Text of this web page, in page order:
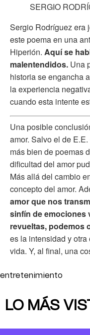
SERGIO
Sergio Rodríguez era
este poema en una
Hiperión. Aquí se
malentendidos. Una
historia se engancha
la experiencia
cuando esta intente
Una posible
amor. Salvo el de
más bien de poemas
dificultad del amor
Más allá del cambio
concepto del amor.
amor que nos
sinfín de emociones
revueltas, podemos
es la intensidad y
vida. Y, al final, una
entretenimiento
LO MÁS